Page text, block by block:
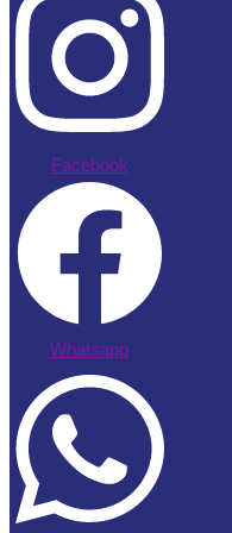
Facebook
Whatsapp